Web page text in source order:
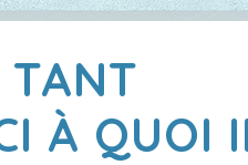
TANT
À QUOI